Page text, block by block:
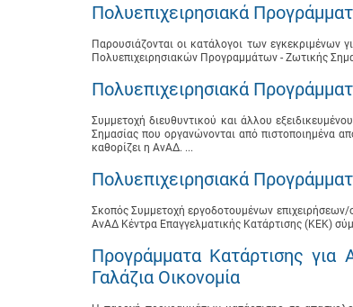
Πολυεπιχειρησιακά
Παρουσιάζονται οι κατάλογοι των
Πολυεπιχειρησιακών Προγραμμάτων - Ζωτικής
Πολυεπιχειρησιακά
Συμμετοχή διευθυντικού και άλλου
Σημασίας που οργανώνονται από πιστοποιημένα
καθορίζει η ΑνΑΔ. ...
Πολυεπιχειρησιακά
Σκοπός Συμμετοχή εργοδοτουμένων
ΑνΑΔ Κέντρα Επαγγελματικής Κατάρτισης (ΚΕΚ)
Προγράμματα Κατάρτισης
Γαλάζια Οικονομία